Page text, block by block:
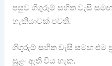
පසුව ගිගුරුම් සහිත වැසි
හැකියාවක් පවතී.
ගිගුරුම් සහිත වැසි සමඟ එම
සුළං ඇති විය හැක.